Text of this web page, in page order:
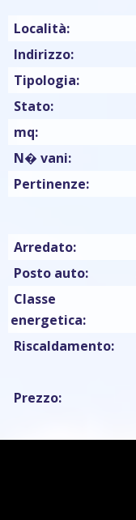
Località:
Indirizzo:
Tipologia:
Stato:
mq:
N� vani:
Pertinenze:
Arredato:
Posto auto:
Classe
energetica:
Riscaldamento:
Prezzo: